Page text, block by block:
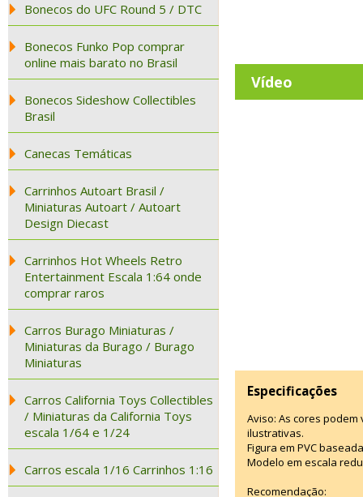
Bonecos do UFC Round 5 / DTC
Bonecos Funko Pop comprar
online mais barato no Brasil
Bonecos Sideshow Collectibles
Brasil
Canecas Temáticas
Carrinhos Autoart Brasil /
Miniaturas Autoart / Autoart
Design Diecast
Carrinhos Hot Wheels Retro
Entertainment Escala 1:64 onde
comprar raros
Carros Burago Miniaturas /
Miniaturas da Burago / Burago
Miniaturas
Carros California Toys Collectibles
/ Miniaturas da California Toys
escala 1/64 e 1/24
Carros escala 1/16 Carrinhos 1:16
Vídeo
Especificações
Aviso: As cores
ilustrativas.
Figura em PVC
Modelo em escala
Recomendação: